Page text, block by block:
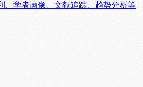
、学者画像、文献追踪、趋势分析等